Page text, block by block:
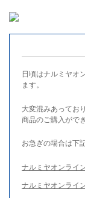
日頃はナルミヤオ
ます。
大変混みあってお
商品のご購入がで
お急ぎの場合は下
ナルミヤオンライ
ナルミヤオンライ